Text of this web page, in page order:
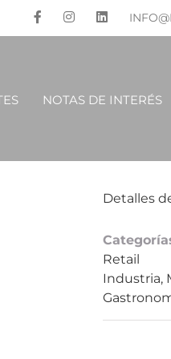
NOTAS DE INTERÉS
Detalles
Retail
Industria,